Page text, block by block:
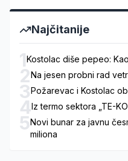
Najčitanije
1Kostolac diše pepeo:
2Na jesen probni rad
3Požarevac i Kostolac
4Iz termo sektora „TE-
5Novi bunar za javnu
miliona